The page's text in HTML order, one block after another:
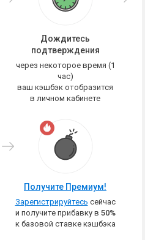
Дождитесь
подтверждения
через некоторое время (1
час)
ваш кэшбэк отобразится
в личном кабинете
Получите Премиум!
Зарегистрируйтесь сейчас
и получите прибавку в 50%
к базовой ставке кэшбэка